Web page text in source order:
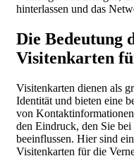
hinterlassen und das
Die Bedeutung
Visitenkarten
Visitenkarten dienen als
Identität und bieten eine
von
den Eindruck, den Sie bei
beeinflussen. Hier sind
Visitenkarten für die